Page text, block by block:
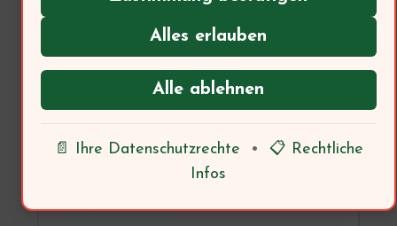
Thomas, 42
Hobbyläufer
Ich möchte meinen ersten
Ist das mit 42 Jahren realistisch?
Trainingswissenschaft?
Alles erlauben
Alle ablehnen
📄 Ihre Datenschutzrechte • 📋 Rechtliche
Infos